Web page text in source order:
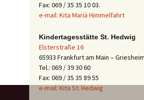
Fax: 069 / 35 35 10 03.
e-mail: Kita Mariä Himmelfahrt
Kindertagesstätte St. Hedwig
Elsterstraße 16
65933 Frankfurt am Main – Griesheim
Tel.: 069 / 39 30 60
Fax: 069 / 35 35 89 55
e-mail: Kita St. Hedwig